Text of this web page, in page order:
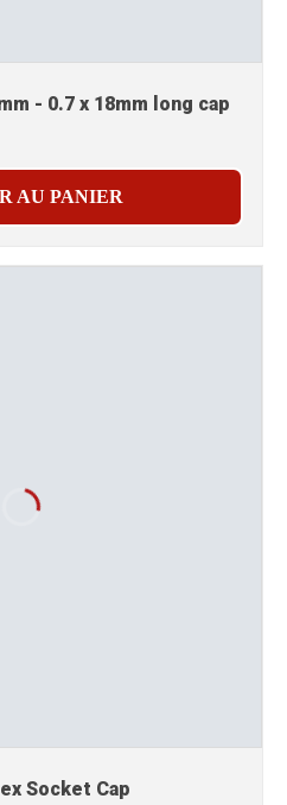
- 0.7 x 18mm long cap
AU PANIER
Socket Cap